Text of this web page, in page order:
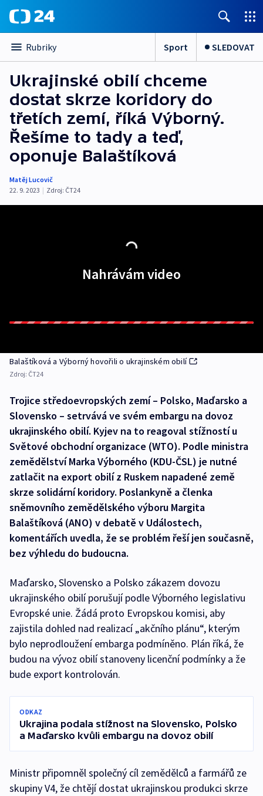
Rubriky Sport SLEDOVAT
Ukrajinské obilí chceme
dostat skrze koridory do
třetích zemí, říká Výborný.
Řešíme to tady a teď,
oponuje Balaštíková
Matěj Lucovič
22. 9. 2023 | Zdroj: ČT24
Nahrávám video
Balaštíková a Výborný hovořili o ukrajinském obilí
Zdroj: ČT24
Trojice středoevropských zemí –⁠ Polsko, Maďarsko a
Slovensko –⁠ setrvává ve svém embargu na dovoz
ukrajinského obilí. Kyjev na to reagoval stížností u
Světové obchodní organizace (WTO). Podle ministra
zemědělství Marka Výborného (KDU-ČSL) je nutné
zatlačit na export obilí z Ruskem napadené země
skrze solidární koridory. Poslankyně a členka
sněmovního zemědělského výboru Margita
Balaštíková (ANO) v debatě v Událostech,
komentářích uvedla, že se problém řeší jen současně,
bez výhledu do budoucna.
Maďarsko, Slovensko a Polsko zákazem dovozu
ukrajinského obilí porušují podle Výborného legislativu
Evropské unie. Žádá proto Evropskou komisi, aby
zajistila dohled nad realizací „akčního plánu“, kterým
bylo neprodloužení embarga podmíněno. Plán říká, že
budou na vývoz obilí stanoveny licenční podmínky a že
bude export kontrolován.
ODKAZ
Ukrajina podala stížnost na Slovensko, Polsko
a Maďarsko kvůli embargu na dovoz obilí
Ministr připomněl společný cíl zemědělců a farmářů ze
skupiny V4, že chtějí dostat ukrajinskou produkci skrze